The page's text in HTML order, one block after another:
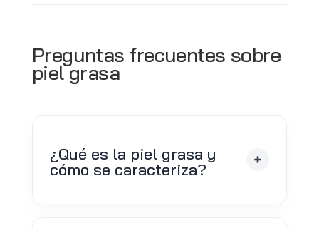
Preguntas frecuentes sobre
piel grasa
¿Qué es la piel grasa y
cómo se caracteriza?